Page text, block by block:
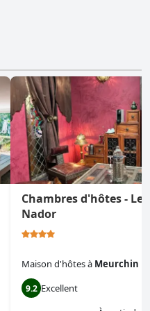
Chambres d'hôtes - Le
Nador
Maison d'hôtesà Meurchin
9.2 Excellent